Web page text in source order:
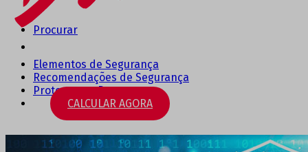
Procurar
Elementos de Segurança
Recomendações de Segurança
Protegemos Pessoas
CALCULAR AGORA